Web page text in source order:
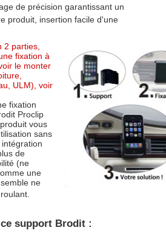
de précision garantissant un
produit, insertion facile d'une
2 parties,
fixation à
le monter
ULM), voir
fixation
Proclip
vous
sans
de
(ne
une
ne
roulant.
support Brodit :